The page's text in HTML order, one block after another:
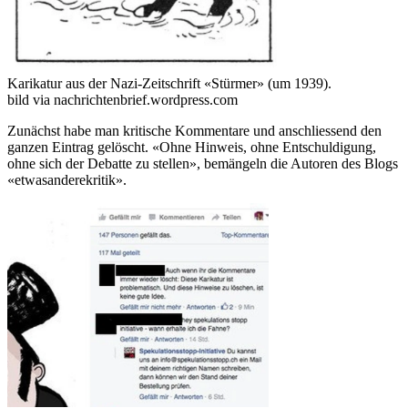
Karikatur aus der Nazi-Zeitschrift «Stürmer» (um 1939).
bild via nachrichtenbrief.wordpress.com
Zunächst habe man kritische Kommentare und anschliessend den
ganzen Eintrag gelöscht. «Ohne Hinweis, ohne Entschuldigung,
ohne sich der Debatte zu stellen», bemängeln die Autoren des Blogs
«etwasanderekritik».